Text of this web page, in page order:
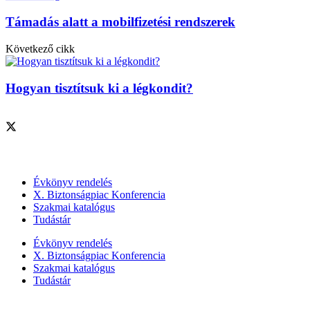
Támadás alatt a mobilfizetési rendszerek
Következő cikk
Hogyan tisztítsuk ki a légkondit?
Évkönyv rendelés
X. Biztonságpiac Konferencia
Szakmai katalógus
Tudástár
Évkönyv rendelés
X. Biztonságpiac Konferencia
Szakmai katalógus
Tudástár